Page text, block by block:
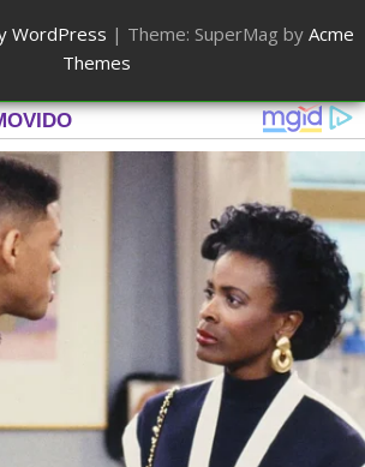
WordPress | Theme: SuperMag by Acme
Themes